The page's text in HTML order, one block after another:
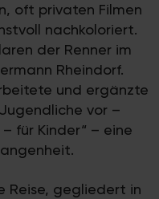
oft privaten Filmen
nachkoloriert.
der Renner im
Rheindorf.
und ergänzte
vor –
für Kinder“ – eine
Reise, gegliedert in